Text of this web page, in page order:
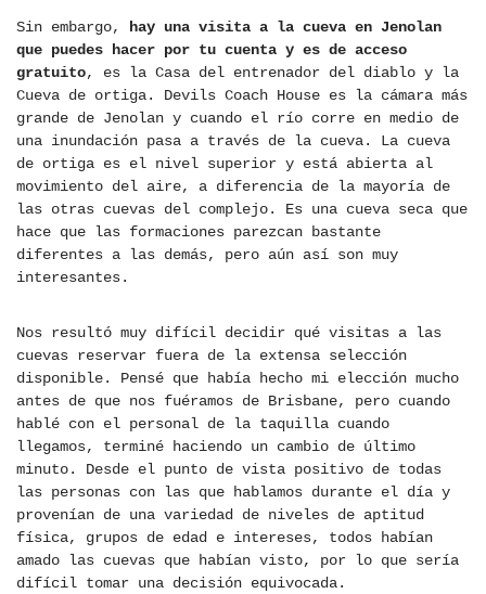
Sin embargo, hay una visita a la cueva en Jenolan
que puedes hacer por tu cuenta y es de acceso
gratuito, es la Casa del entrenador del diablo y la
Cueva de ortiga. Devils Coach House es la cámara más
grande de Jenolan y cuando el río corre en medio de
una inundación pasa a través de la cueva. La cueva
de ortiga es el nivel superior y está abierta al
movimiento del aire, a diferencia de la mayoría de
las otras cuevas del complejo. Es una cueva seca que
hace que las formaciones parezcan bastante
diferentes a las demás, pero aún así son muy
interesantes.
Nos resultó muy difícil decidir qué visitas a las
cuevas reservar fuera de la extensa selección
disponible. Pensé que había hecho mi elección mucho
antes de que nos fuéramos de Brisbane, pero cuando
hablé con el personal de la taquilla cuando
llegamos, terminé haciendo un cambio de último
minuto. Desde el punto de vista positivo de todas
las personas con las que hablamos durante el día y
provenían de una variedad de niveles de aptitud
física, grupos de edad e intereses, todos habían
amado las cuevas que habían visto, por lo que sería
difícil tomar una decisión equivocada.